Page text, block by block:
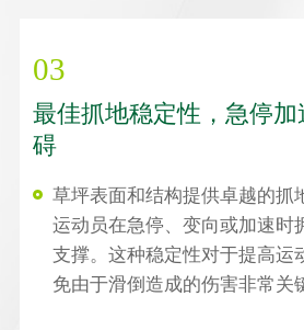
03
最佳抓地稳定性，急停加
碍
草坪表面和结构提供卓越的抓
运动员在急停、变向或加速时
支撑。这种稳定性对于提高运
免由于滑倒造成的伤害非常关